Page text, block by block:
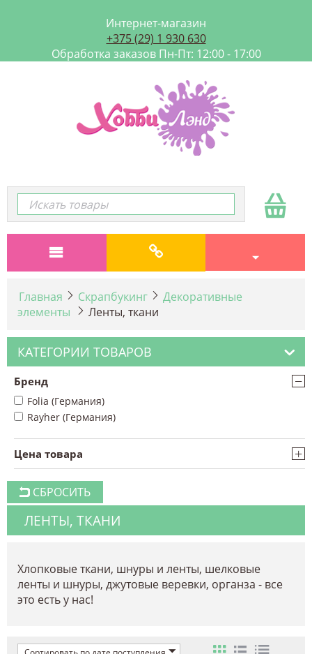
Интернет-магазин
+375 (29) 1 930 630
Обработка заказов Пн-Пт: 12:00 - 17:00
Главная Скрапбукинг
Декоративные
элементы
Ленты, ткани
КАТЕГОРИИ ТОВАРОВ
Бренд −
Folia (Германия)
Rayher (Германия)
Цена товара +
СБРОСИТЬ
ЛЕНТЫ, ТКАНИ
Хлопковые ткани, шнуры и ленты, шелковые
ленты и шнуры, джутовые веревки, органза - все
это есть у нас!